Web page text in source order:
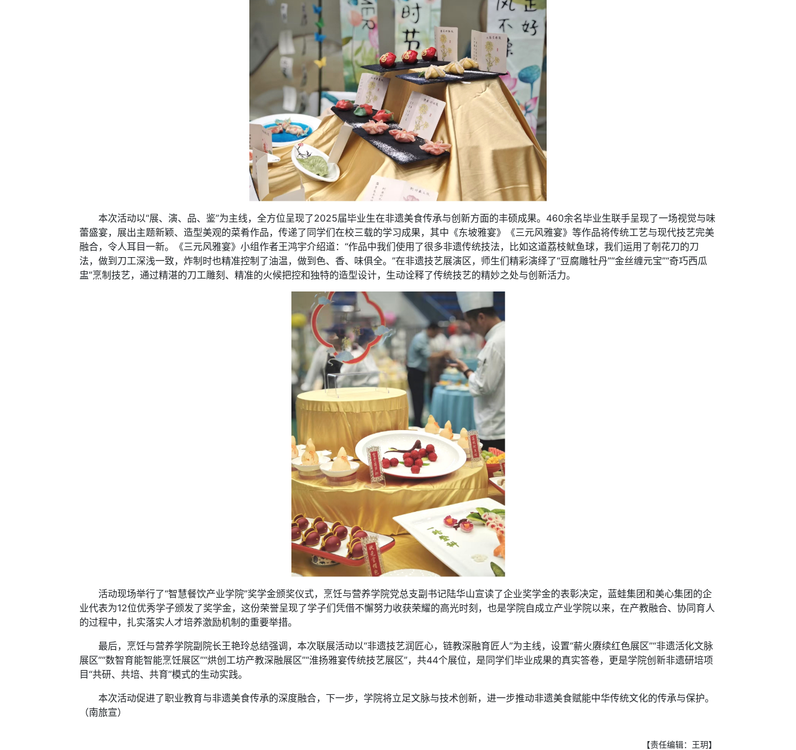
本次活动以“展、演、品、鉴”为主线，全方位呈现了2025届毕业生在非遗美食传承与创新方面的丰硕成果。460余名毕业生联手呈现了一场视觉与味
蕾盛宴，展出主题新颖、造型美观的菜肴作品，传递了同学们在校三载的学习成果，其中《东坡雅宴》《三元风雅宴》等作品将传统工艺与现代技艺完美
融合，令人耳目一新。《三元风雅宴》小组作者王鸿宇介绍道：“作品中我们使用了很多非遗传统技法，比如这道荔枝鱿鱼球，我们运用了剞花刀的刀
法，做到刀工深浅一致，炸制时也精准控制了油温，做到色、香、味俱全。”在非遗技艺展演区，师生们精彩演绎了“豆腐雕牡丹”“金丝缠元宝”“奇巧西瓜
盅”烹制技艺，通过精湛的刀工雕刻、精准的火候把控和独特的造型设计，生动诠释了传统技艺的精妙之处与创新活力。
活动现场举行了“智慧餐饮产业学院”奖学金颁奖仪式，烹饪与营养学院党总支副书记陆华山宣读了企业奖学金的表彰决定，蓝蛙集团和美心集团的企
业代表为12位优秀学子颁发了奖学金，这份荣誉呈现了学子们凭借不懈努力收获荣耀的高光时刻，也是学院自成立产业学院以来，在产教融合、协同育人
的过程中，扎实落实人才培养激励机制的重要举措。
最后，烹饪与营养学院副院长王艳玲总结强调，本次联展活动以“非遗技艺润匠心，链教深融育匠人”为主线，设置“薪火赓续红色展区”“非遗活化文脉
展区”“数智育能智能烹饪展区”“烘创工坊产教深融展区”“淮扬雅宴传统技艺展区”，共44个展位，是同学们毕业成果的真实答卷，更是学院创新非遗研培项
目“共研、共培、共育”模式的生动实践。
本次活动促进了职业教育与非遗美食传承的深度融合，下一步，学院将立足文脉与技术创新，进一步推动非遗美食赋能中华传统文化的传承与保护。
（南旅宣）
【责任编辑：王玥】